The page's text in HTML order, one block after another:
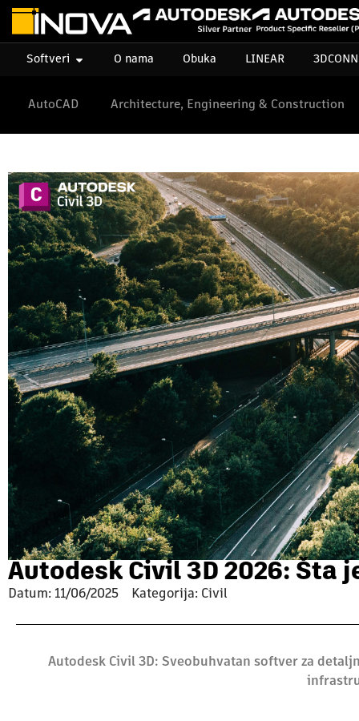
Softveri O nama Obuka LINEAR
AutoCAD Architecture, Engineering & Construction
Autodesk Civil 3D 2026: Šta
Datum: 11/06/2025 Kategorija: Civil
Autodesk Civil 3D: Sveobuhvatan softver za